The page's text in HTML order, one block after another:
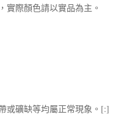
實際顏色請以實品為主。
或礦缺等均屬正常現象。[:]